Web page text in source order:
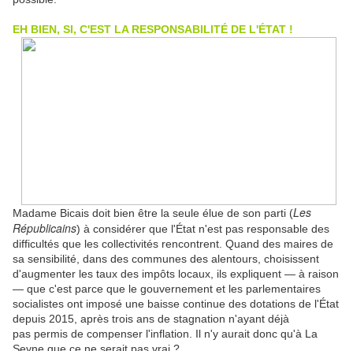
EH BIEN, SI, C'EST LA RESPONSABILITÉ DE L'ÉTAT !
Madame Bicais doit bien être la seule élue de son parti (Les
Républicains) à considérer que l'État n'est pas responsable des
difficultés que les collectivités rencontrent. Quand des maires de
sa sensibilité, dans des communes des alentours, choisissent
d'augmenter les taux des impôts locaux, ils expliquent — à raison
— que c'est parce que le gouvernement et les parlementaires
socialistes ont imposé une baisse continue des dotations de l'État
depuis 2015 , après trois ans de stagnation n'ayant déjà
pas permis de compenser l'inflation. Il n'y aurait donc qu'à La